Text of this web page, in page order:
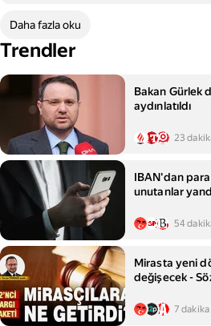
Daha fazla oku
Trendler
Bakan Gürlek
aydınlatıldı
23
IBAN'dan
unutanlar
54
Mirasta yeni
değişecek -
7 dakika